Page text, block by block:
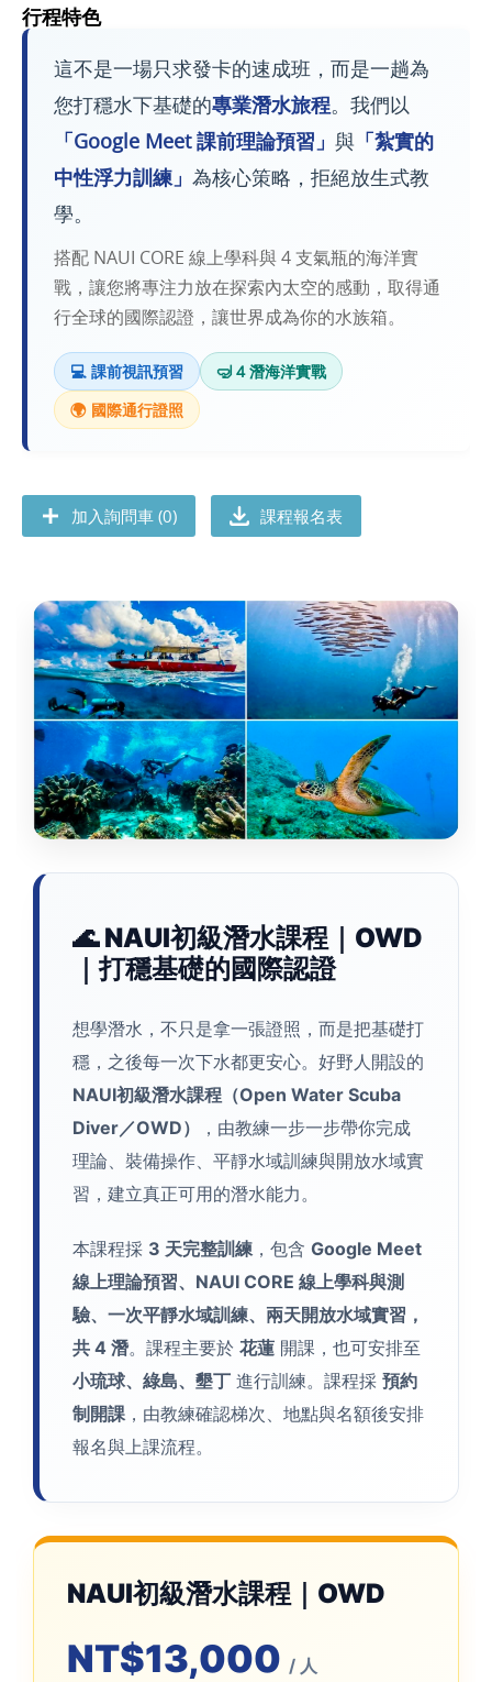
行程特色
這不是一場只求發卡的速成班，而是一趟為
您打穩水下基礎的專業潛水旅程。我們以
「Google Meet 課前理論預習」 與 「紮實的
中性浮力訓練」 為核心策略，拒絕放生式教
學。
搭配 NAUI CORE 線上學科與 4 支氣瓶的海洋實
戰，讓您將專注力放在探索內太空的感動，取得通
行全球的國際認證，讓世界成為你的水族箱。
💻 課前視訊預習
🤿 4 潛海洋實戰
🌍 國際通行證照
加入詢問車 (0) 課程報名表
🌊 NAUI初級潛水課程｜OWD
｜打穩基礎的國際認證
想學潛水，不只是拿一張證照，而是把基礎打
穩，之後每一次下水都更安心。好野人開設的
NAUI初級潛水課程（Open Water Scuba
Diver／OWD）
，由教練一步一步帶你完成
理論、裝備操作、平靜水域訓練與開放水域實
習，建立真正可用的潛水能力。
本課程採 3 天完整訓練 ，包含 Google Meet
線上理論預習、NAUI CORE 線上學科與測
驗、一次平靜水域訓練、兩天開放水域實習，
共 4 潛。課程主要於 花蓮 開課，也可安排至
小琉球、綠島、墾丁 進行訓練。課程採 預約
制開課 ，由教練確認梯次、地點與名額後安排
報名與上課流程。
NAUI初級潛水課程｜OWD
NT$13,000 / 人